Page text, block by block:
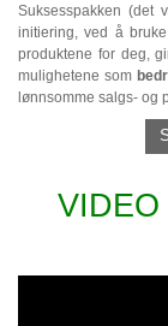
Suksesspakken
initiering, ved å
produktene for deg,
mulighetene som
lønnsomme salgs- og
VIDEO